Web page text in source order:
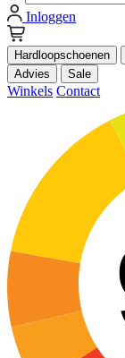
Inloggen
Hardloopschoenen
Advies
Sale
Winkels Contact